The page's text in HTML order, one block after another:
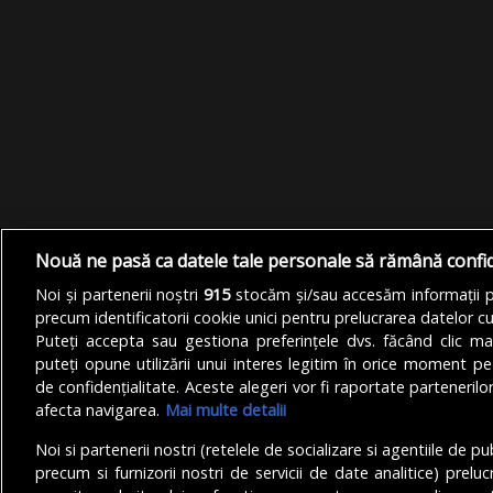
Nouă ne pasă ca datele tale personale să rămână
Noi și partenerii noștri915stocăm și/sau accesăm informații
precum identificatorii cookie unici pentru prelucrarea datelor
Puteți accepta sau gestiona preferințele dvs. făcând clic
puteți opune utilizării unui interes legitim în orice moment
de confidențialitate. Aceste alegeri vor fi raportate
afecta navigarea. Mai multe detalii
Noi si partenerii nostri (retelele de socializare si agentiile de
precum si furnizorii nostri de servicii de date analitice)